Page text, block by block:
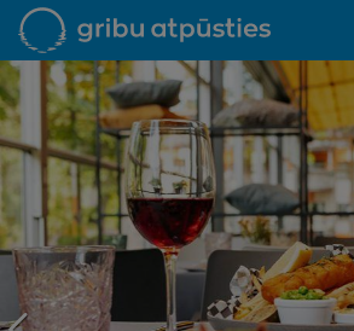
Iepatikās šis